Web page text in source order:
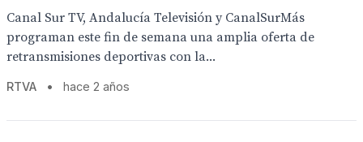
Canal Sur TV, Andalucía Televisión y CanalSurMás
programan este fin de semana una amplia oferta de
retransmisiones deportivas con la...
RTVA • hace 2 años